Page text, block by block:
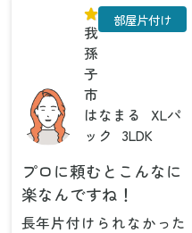
我
孫
子
市
はなまる
XLパ
ック
3LDK
部屋片付け
プロに頼むとこんなに
楽なんですね！
長年片付けられなかった